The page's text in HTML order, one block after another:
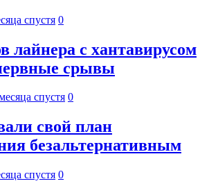
спустя 0
лайнера с хантавирусом
срывы
спустя 0
свой план
безальтернативным
спустя 0